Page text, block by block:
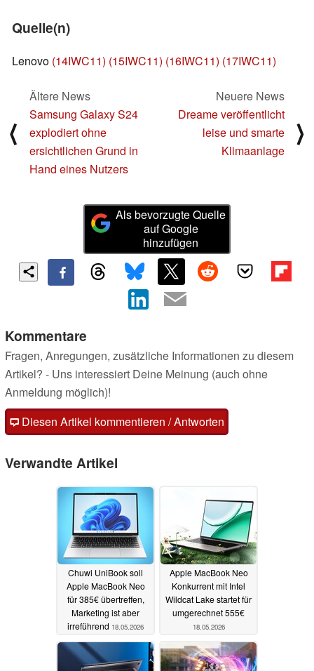
Quelle(n)
Lenovo (14IWC11) (15IWC11) (16IWC11) (17IWC11)
⟨
Ältere News
Samsung Galaxy S24
explodiert ohne
ersichtlichen Grund in
Hand eines Nutzers
Neuere News
Dreame veröffentlicht
leise und smarte
Klimaanlage
⟩
Als bevorzugte Quelle
auf Google
hinzufügen
Kommentare
Fragen, Anregungen, zusätzliche Informationen zu diesem
Artikel? - Uns interessiert Deine Meinung (auch ohne
Anmeldung möglich)!
Diesen Artikel kommentieren / Antworten
Verwandte Artikel
Chuwi UniBook soll
Apple MacBook Neo
für 385€ übertreffen,
Marketing ist aber
irreführend 18.05.2026
Apple MacBook Neo
Konkurrent mit Intel
Wildcat Lake startet für
umgerechnet 555€
18.05.2026